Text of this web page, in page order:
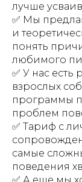
лучше
✅ Мы
и
понять
любимого
✅ У нас
взрослых
программы
проблем
✅ Тариф с
самые
поведения